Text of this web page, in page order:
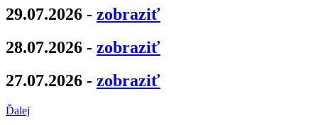
29.07.2026 - zobraziť
28.07.2026 - zobraziť
27.07.2026 - zobraziť
Ďalej